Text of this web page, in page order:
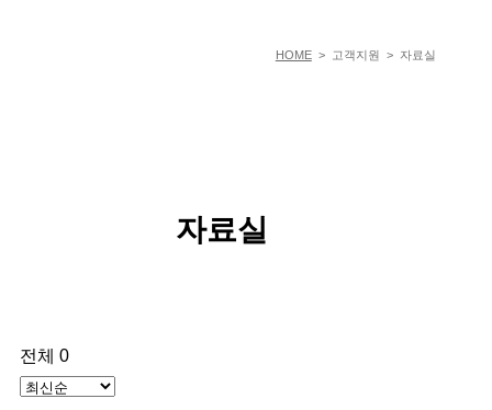
HOME> 고객지원 > 자료실
자료실
전체 0